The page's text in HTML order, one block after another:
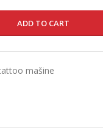
ADD TO CART
mašine